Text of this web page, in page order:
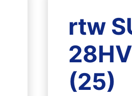
rtw
(25)